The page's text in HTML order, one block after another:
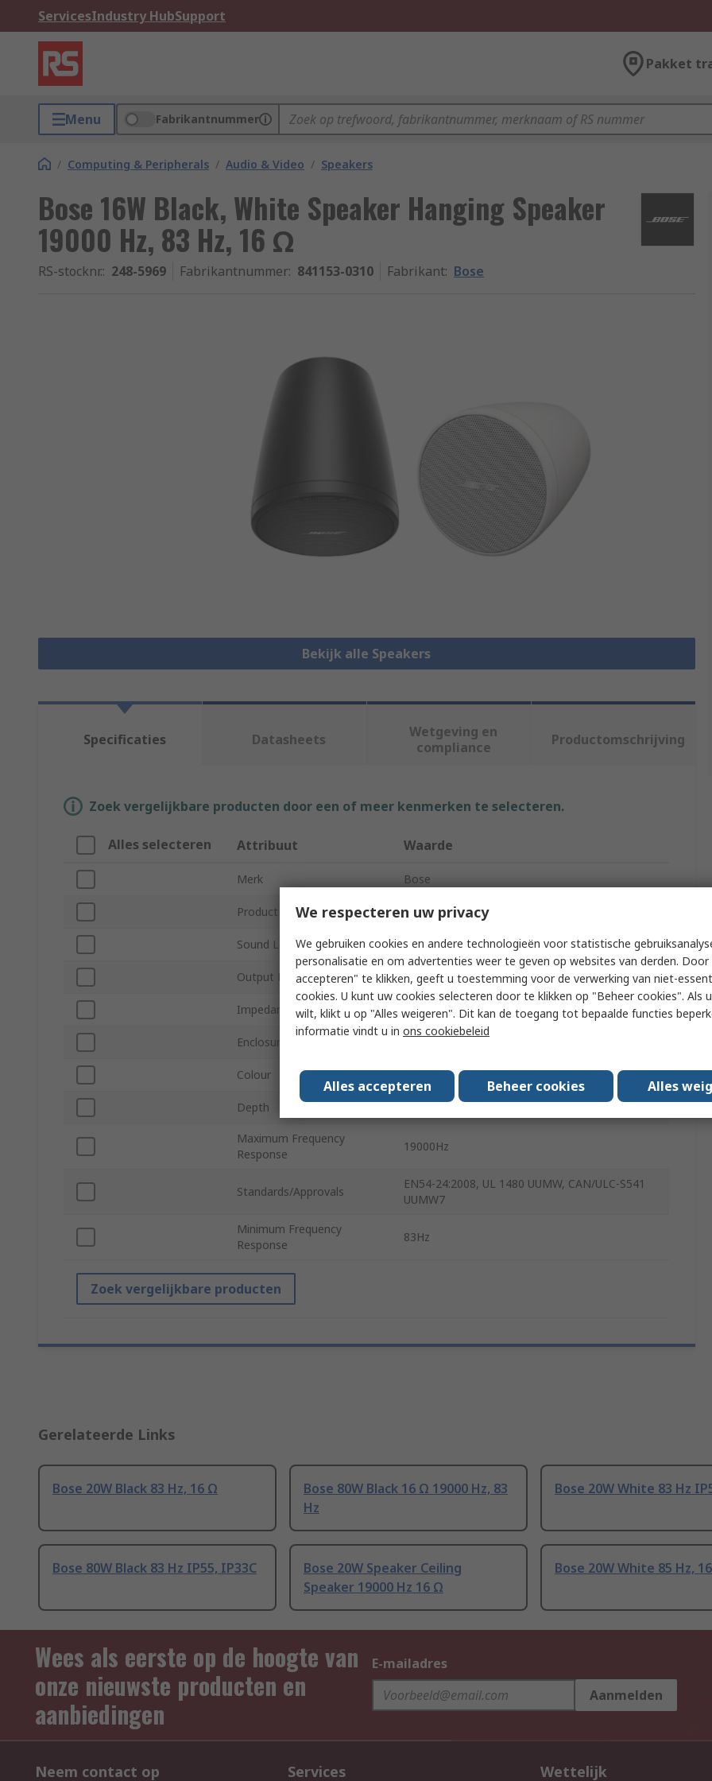
ServicesIndustry HubSupport
Pakket
Menu Fabrikantnummer
/ Computing & Peripherals / Audio & Video / Speakers
Bose 16W Black, White Speaker Hanging Speaker
19000 Hz, 83 Hz, 16 Ω
RS-stocknr.: 248-5969 Fabrikantnummer: 841153-0310 Fabrikant: Bose
Bekijk alle Speakers
Specificaties Datasheets
Wetgeving en
compliance
Productomschrijving
Zoek vergelijkbare producten door een of meer kenmerken te selecteren.
Alles selecteren Attribuut Waarde
Merk Bose
Product Type Speaker Hanging Speaker
Sound Level 87dB
Output Power 16W
Impedance 16Ω
Enclosure Material
Colour Black, White
Depth
Maximum Frequency
Response
19000Hz
Standards/Approvals
EN54-24:2008, UL 1480 UUMW, CAN/ULC-S541
UUMW7
Minimum Frequency
Response
83Hz
Zoek vergelijkbare producten
Gerelateerde Links
Bose 20W Black 83 Hz, 16 Ω
Bose 80W Black 16 Ω 19000 Hz, 83
Hz
Bose 20W White 83 Hz
Bose 80W Black 83 Hz IP55, IP33C
Bose 20W Speaker Ceiling
Speaker 19000 Hz 16 Ω
Bose 20W White 85 Hz,
Wees als eerste op de hoogte van
onze nieuwste producten en
aanbiedingen
E-mailadres
Aanmelden
Neem contact op Services Wettelijk
We respecteren uw privacy
We gebruiken cookies en andere technologieën voor statistische
personalisatie en om advertenties weer te geven op websites van derden. Door
accepteren" te klikken, geeft u toestemming voor de verwerking van niet-
cookies. U kunt uw cookies selecteren door te klikken op "Beheer cookies". Als
wilt, klikt u op "Alles weigeren". Dit kan de toegang tot bepaalde functies
informatie vindt u in ons cookiebeleid
Alles accepteren Beheer cookies Alles